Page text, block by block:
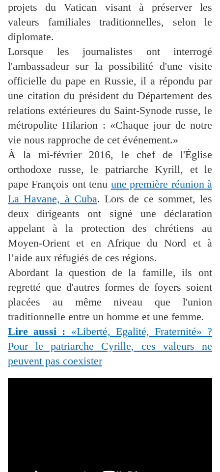
projets du Vatican visant à préserver les
valeurs familiales traditionnelles, selon le
diplomate.
Lorsque les journalistes ont interrogé
l'ambassadeur sur la possibilité d'une visite
officielle du pape en Russie, il a répondu par
une citation du président du Département des
relations extérieures du Saint-Synode russe, le
métropolite Hilarion : «Chaque jour de notre
vie nous rapproche de cet événement.»
À la mi-février 2016, le chef de l'Église
orthodoxe russe, le patriarche Kyrill, et le
pape François ont tenu une première réunion à
La Havane, à Cuba. Lors de ce sommet, les
deux dirigeants ont signé une déclaration
appelant à la protection des chrétiens au
Moyen-Orient et en Afrique du Nord et à
l’aide aux réfugiés de ces régions.
Abordant la question de la famille, ils ont
regretté que d'autres formes de foyers soient
placées au même niveau que l'union
traditionnelle entre un homme et une femme.
Lire aussi : «Liberté, Egalité, Fraternité» ?
Pour le patriarche Cyrille, ces valeurs ne
peuvent pas coexister